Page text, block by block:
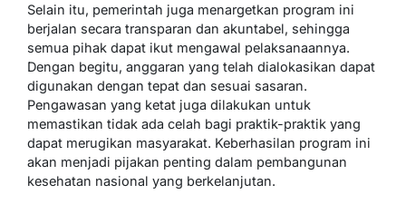
Selain itu, pemerintah juga menargetkan program ini
berjalan secara transparan dan akuntabel, sehingga
semua pihak dapat ikut mengawal pelaksanaannya.
Dengan begitu, anggaran yang telah dialokasikan dapat
digunakan dengan tepat dan sesuai sasaran.
Pengawasan yang ketat juga dilakukan untuk
memastikan tidak ada celah bagi praktik-praktik yang
dapat merugikan masyarakat. Keberhasilan program ini
akan menjadi pijakan penting dalam pembangunan
kesehatan nasional yang berkelanjutan.